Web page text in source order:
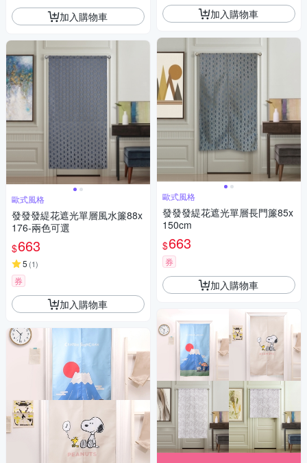
加入購物車
歐式風格
發發發緹花遮光單層風水簾88x
176-兩色可選
$663
5 (1)
券
加入購物車
加入購物車
歐式風格
發發發緹花遮光單層長門簾85x
150cm
$663
券
加入購物車